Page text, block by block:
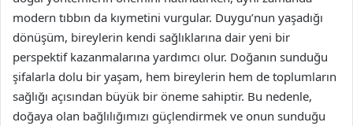
modern tıbbın da kıymetini vurgular. Duygu’nun yaşadığı
dönüşüm, bireylerin kendi sağlıklarına dair yeni bir
perspektif kazanmalarına yardımcı olur. Doğanın sunduğu
şifalarla dolu bir yaşam, hem bireylerin hem de toplumların
sağlığı açısından büyük bir öneme sahiptir. Bu nedenle,
doğaya olan bağlılığımızı güçlendirmek ve onun sunduğu